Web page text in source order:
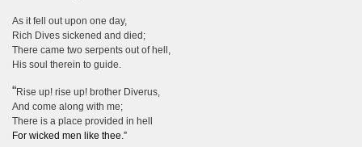
As it fell out upon one day,
Rich Dives sickened and died;
There came two serpents out of hell,
His soul therein to guide.
“Rise up! rise up! brother Diverus,
And come along with me;
There is a place provided in hell
For wicked men like thee.”